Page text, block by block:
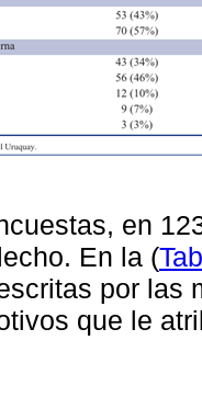
en
En la (
por las
que le